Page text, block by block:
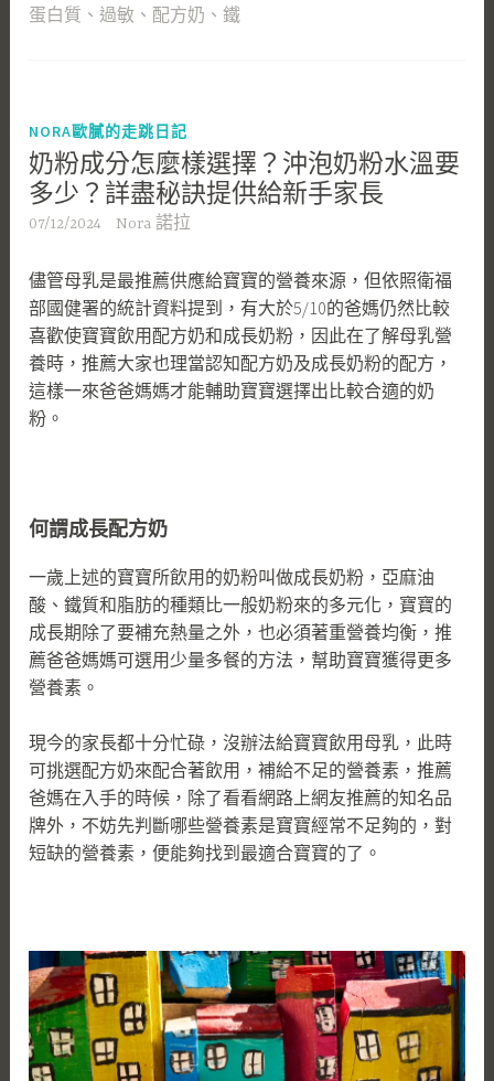
蛋白質 、過敏 、 配方奶 、鐵
NORA歐膩的走跳日記
奶粉成分怎麼樣選擇？沖泡奶粉水溫要
多少？詳盡秘訣提供給新手家長
07/12/2024 Nora 諾拉
儘管母乳是最推薦供應給寶寶的營養來源，但依照衛福
部國健署的統計資料提到，有大於5/10的爸媽仍然比較
喜歡使寶寶飲用配方奶和成長奶粉，因此在了解母乳營
養時，推薦大家也理當認知配方奶及成長奶粉的配方，
這樣一來爸爸媽媽才能輔助寶寶選擇出比較合適的奶
粉。
何謂成長配方奶
一歲上述的寶寶所飲用的奶粉叫做成長奶粉，亞麻油
酸、鐵質和脂肪的種類比一般奶粉來的多元化，寶寶的
成長期除了要補充熱量之外，也必須著重營養均衡，推
薦爸爸媽媽可選用少量多餐的方法，幫助寶寶獲得更多
營養素。
現今的家長都十分忙碌，沒辦法給寶寶飲用母乳，此時
可挑選配方奶來配合著飲用，補給不足的營養素，推薦
爸媽在入手的時候，除了看看網路上網友推薦的知名品
牌外，不妨先判斷哪些營養素是寶寶經常不足夠的，對
短缺的營養素，便能夠找到最適合寶寶的了。